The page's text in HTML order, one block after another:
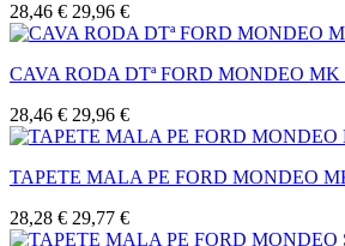
28,46 € 29,96 €
CAVA RODA DTª FORD MONDEO MK
28,46 € 29,96 €
TAPETE MALA PE FORD MONDEO
28,28 € 29,77 €